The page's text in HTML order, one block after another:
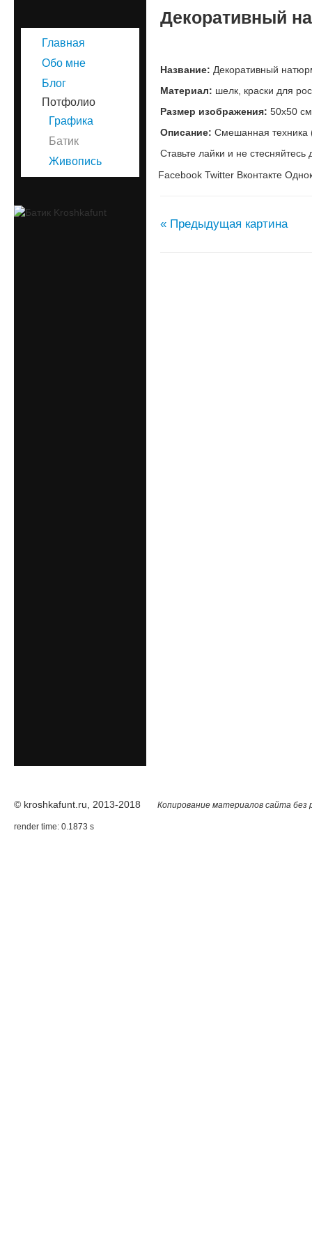
Главная
Обо мне
Блог
Потфолио
Графика
Батик
Живопись
Декоративный
Название: Декоративный
Материал: шелк, краски для
Размер изображения: 50х50 см
Описание: Смешанная техника
Ставьте лайки и не стесняйтесь
Facebook Twitter Вконтакте
« Предыдущая картина
© kroshkafunt.ru, 2013-2018 Копирование материалов сайта без
render time: 0.1873 s